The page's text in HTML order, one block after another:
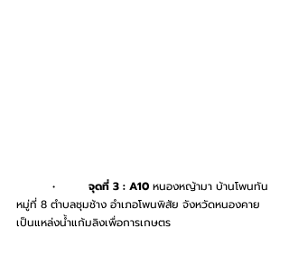
จุดที่ 3 : A10 หนองหญ้ามา บ้านโพนทัน
หมู่ที่ 8 ตำบลชุมช้าง อำเภอโพนพิสัย จังหวัดหนองคาย
เป็นแหล่งน้ำแก้มลิงเพื่อการเกษตร